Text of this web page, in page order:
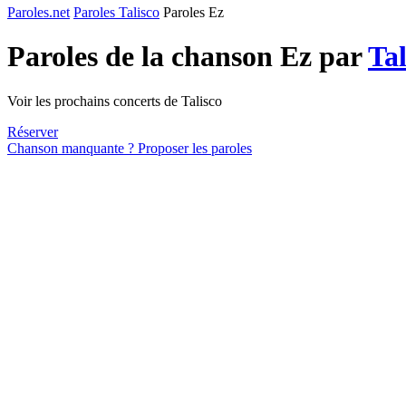
Paroles.net Paroles Talisco Paroles Ez
Paroles de la chanson Ez par
Voir les prochains concerts de Talisco
Réserver
Chanson manquante ? Proposer les paroles